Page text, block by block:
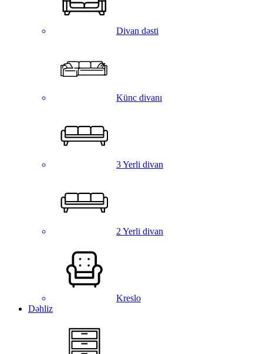
Divan dəsti
Künc divanı
3 Yerli divan
2 Yerli divan
Kreslo
Dəhliz